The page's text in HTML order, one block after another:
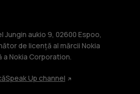
aukio 9, 02600 Espoo,
de licență al mărcii Nokia
Nokia Corporation.
Speak Up channel